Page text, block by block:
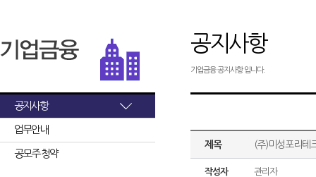
공지사항
업무안내
공모주 청약
공지사항
기업금융 공지사항 입니다.
제목 (주)미성포리테
작성자 관리자